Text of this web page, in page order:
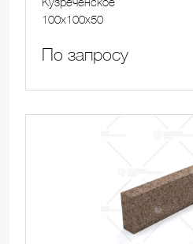
100x100x50
По запросу